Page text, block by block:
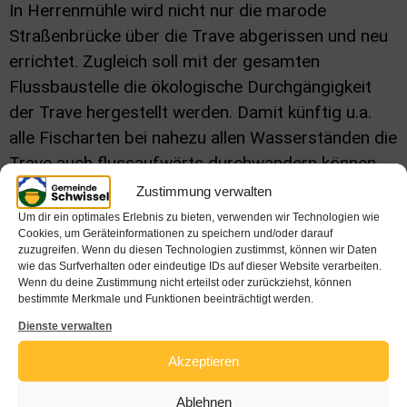
Zustimmung verwalten
Um dir ein optimales Erlebnis zu bieten, verwenden wir Technologien wie
Cookies, um Geräteinformationen zu speichern und/oder darauf
zuzugreifen. Wenn du diesen Technologien zustimmst, können wir Daten
wie das Surfverhalten oder eindeutige IDs auf dieser Website verarbeiten.
Wenn du deine Zustimmung nicht erteilst oder zurückziehst, können
bestimmte Merkmale und Funktionen beeinträchtigt werden.
Dienste verwalten
Akzeptieren
Ablehnen
In Herrenmühle wird nicht nur die marode
Straßenbrücke über die Trave abgerissen und neu
errichtet. Zugleich soll mit der gesamten
Flussbaustelle die ökologische Durchgängigkeit
der Trave hergestellt werden. Damit künftig u.a.
alle Fischarten bei nahezu allen Wasserständen die
Trave auch flussaufwärts durchwandern können,
soll gleichzeitig mit der neuen Brücke die dort
befindliche Stein-Schüttung durch eine sogenannte
„Sohlgleite“ ersetzt werden. Mit dieser wird der
Höhenunterschied über eine längere Fließstrecke
abgebaut. Dabei wird das Gefälle derart verteilt,
Wasserständen passieren können.